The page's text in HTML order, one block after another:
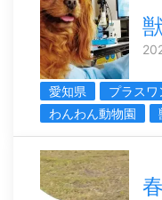
愛知県 プラスワ
わんわん動物園